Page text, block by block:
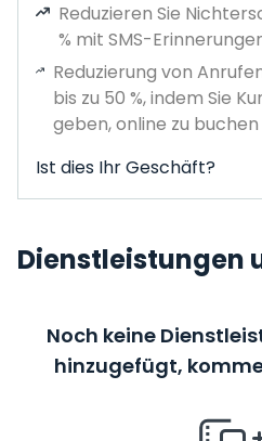
Reduzieren Sie
% mit SMS-
Reduzierung von
bis zu 50 %, indem Sie
geben, online zu buchen
Ist dies Ihr Geschäft?
Dienstleistungen
Noch keine
hinzugefügt,